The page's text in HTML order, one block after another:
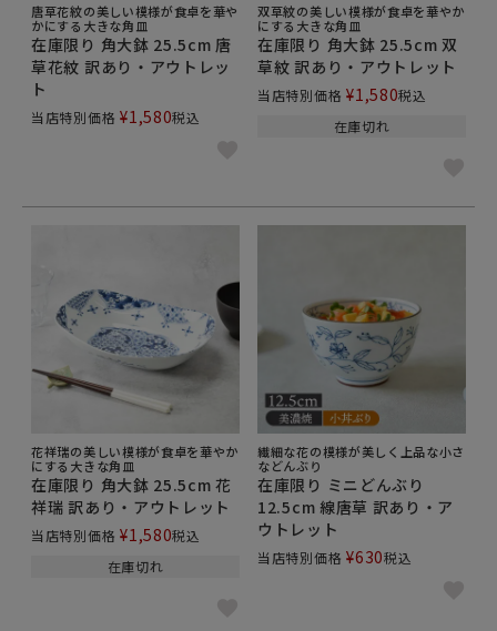
唐草花紋の美しい模様が食卓を華や
かにする大きな角皿
在庫限り 角大鉢 25.5cm 唐
草花紋 訳あり・アウトレッ
ト
当店特別価格 ¥1,580税込
双草紋の美しい模様が食卓を華やか
にする大きな角皿
在庫限り 角大鉢 25.5cm 双
草紋 訳あり・アウトレット
当店特別価格 ¥1,580税込
在庫切れ
花祥瑞の美しい模様が食卓を華やか
にする大きな角皿
在庫限り 角大鉢 25.5cm 花
祥瑞 訳あり・アウトレット
当店特別価格 ¥1,580税込
在庫切れ
繊細な花の模様が美しく上品な小さ
などんぶり
在庫限り ミニどんぶり
12.5cm 線唐草 訳あり・ア
ウトレット
当店特別価格 ¥630税込